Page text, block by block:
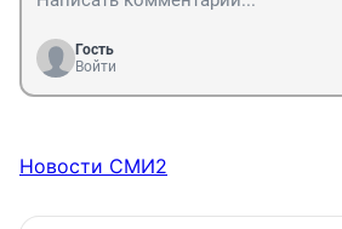
Гость
Войти
Новости СМИ2